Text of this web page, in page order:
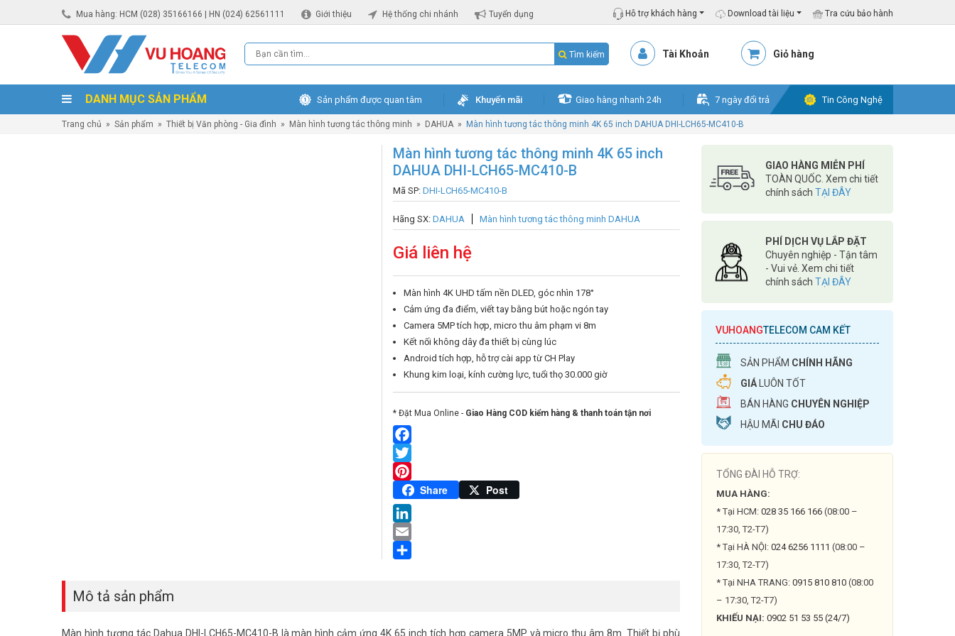
Mua hàng: HCM (028) 35166166 | HN (024) 62561111 Giới thiệu Hệ thống chi nhánh Tuyển dụng Hỗ trợ khách hàng Download tài liệu Tra cứu bảo hành
Tìm kiếm Tài Khoản Giỏ hàng
DANH MỤC SẢN PHẨM Sản phẩm được quan tâm Khuyến mãi Giao hàng nhanh 24h 7 ngày đổi trả Tin Công Nghệ
Trang chủ » Sản phẩm » Thiết bị Văn phòng - Gia đình » Màn hình tương tác thông minh » DAHUA » Màn hình tương tác thông minh 4K 65 inch DAHUA DHI-LCH65-MC410-B
Màn hình tương tác thông minh 4K 65 inch
DAHUA DHI-LCH65-MC410-B
Mã SP: DHI-LCH65-MC410-B
Hãng SX: DAHUA Màn hình tương tác thông minh DAHUA
Giá liên hệ
Màn hình 4K UHD tấm nền DLED, góc nhìn 178°
Cảm ứng đa điểm, viết tay bằng bút hoặc ngón tay
Camera 5MP tích hợp, micro thu âm phạm vi 8m
Kết nối không dây đa thiết bị cùng lúc
Android tích hợp, hỗ trợ cài app từ CH Play
Khung kim loại, kính cường lực, tuổi thọ 30.000 giờ
* Đặt Mua Online - Giao Hàng COD kiểm hàng & thanh toán tận nơi
Facebook
Twitter
Pinterest
Share Post
LinkedIn
Email
Mô tả sản phẩm
Màn hình tương tác Dahua DHI-LCH65-MC410-B là màn hình cảm ứng 4K 65 inch tích hợp camera 5MP và micro thu âm 8m. Thiết bị phù
GIAO HÀNG MIỄN PHÍ
TOÀN QUỐC. Xem chi tiết
chính sách TẠI ĐÂY
PHÍ DỊCH VỤ LẮP ĐẶT
Chuyên nghiệp - Tận tâm
- Vui vẻ. Xem chi tiết
chính sách TẠI ĐÂY
VUHOANGTELECOM CAM KẾT
SẢN PHẨM CHÍNH HÃNG
GIÁ LUÔN TỐT
BÁN HÀNG CHUYÊN NGHIỆP
HẬU MÃI CHU ĐÁO
TỔNG ĐÀI HỖ TRỢ:
MUA HÀNG:
* Tại HCM: 028 35 166 166 (08:00 –
17:30, T2-T7)
* Tại HÀ NỘI: 024 6256 1111 (08:00 –
17:30, T2-T7)
* Tại NHA TRANG: 0915 810 810 (08:00
– 17:30, T2-T7)
KHIẾU NẠI: 0902 51 53 55 (24/7)